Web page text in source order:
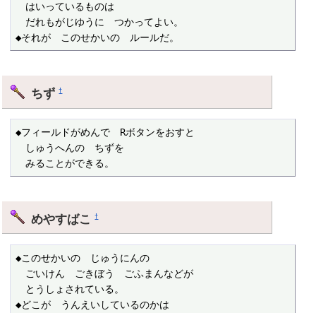
はいっているものは
だれもがじゆうに　つかってよい。
◆それが　このせかいの　ルールだ。
ちず†
◆フィールドがめんで　Rボタンをおすと
しゅうへんの　ちずを
みることができる。
めやすばこ†
◆このせかいの　じゅうにんの
ごいけん　ごきぼう　ごふまんなどが
とうしょされている。
◆どこが　うんえいしているのかは